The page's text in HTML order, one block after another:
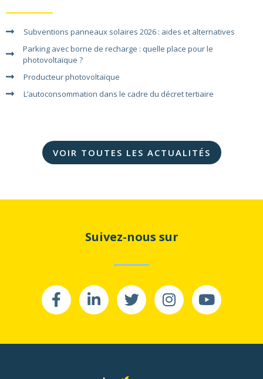
Subventions panneaux solaires 2026 : aides et alternatives
Parking avec borne de recharge : quelle place pour le
photovoltaïque ?
Producteur photovoltaïque
L’autoconsommation dans le cadre du décret tertiaire
VOIR TOUTES LES ACTUALITÉS
Suivez-nous sur